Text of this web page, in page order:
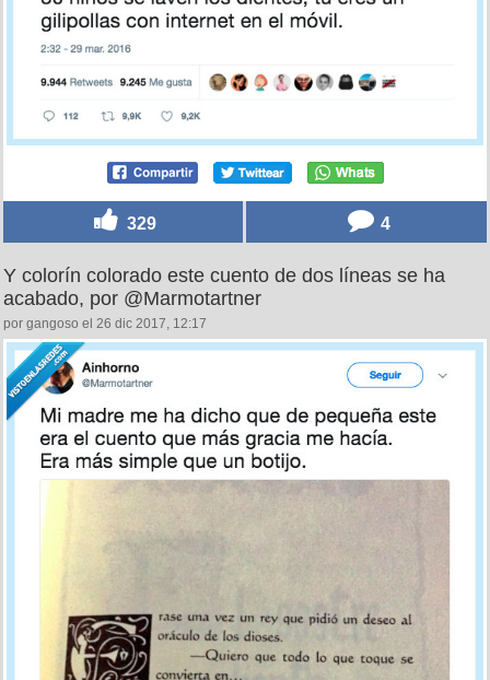
329 4
Y colorín colorado este cuento de dos líneas se ha
acabado, por @Marmotartner
por gangoso el 26 dic 2017, 12:17